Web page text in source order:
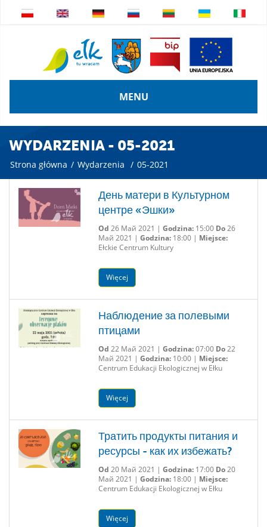
MENU
WYDARZENIA - 05-2021
Strona główna / Wydarzenia / 05-2021
День матери в Культурном
центре «Эшки»
Od 26 Май 2021 | Godzina:15:00 Do26
Май 2021 | Godzina:18:00 | Miejsce:
Ełckie Centrum Kultury
Więcej
Наблюдение за полевыми
птицами
Od 22 Май 2021 | Godzina:07:00 Do22
Май 2021 | Godzina:10:00 | Miejsce:
Centrum Edukacji Ekologicznej w Ełku
Więcej
Тратить продукты питания и
ресурсы - как их избежать?
Od 20 Май 2021 | Godzina:17:00 Do20
Май 2021 | Godzina:18:00 | Miejsce:
Centrum Edukacji Ekologicznej w Ełku
Więcej